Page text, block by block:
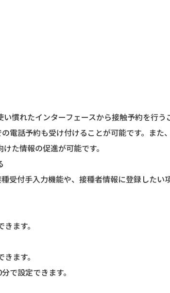
慣れたインターフェースから接触予約を行
電話予約も受け付けることが可能です。また
た情報の促進が可能です。
受付手入力機能や、接種者情報に登録したい
ます。
ます。
で設定できます。